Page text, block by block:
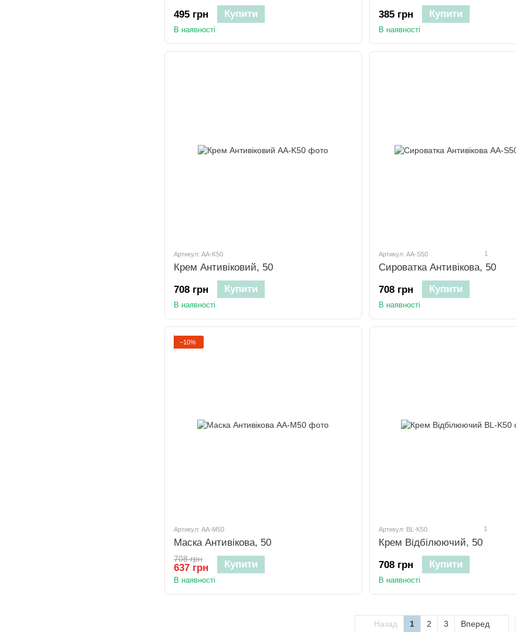
495 грн
Купити
В наявності
385 грн
Купити
В наявності
Артикул: AA-K50
Крем Антивіковий, 50
708 грн
Купити
В наявності
Артикул: AA-S50 1
Сироватка Антивікова, 50
708 грн
Купити
В наявності
−10%
Артикул: AA-M50
Маска Антивікова, 50
708 грн
637 грн Купити
В наявності
Артикул: BL-K50 1
Крем Відбілюючий, 50
708 грн
Купити
В наявності
Назад 1 2 3 Вперед